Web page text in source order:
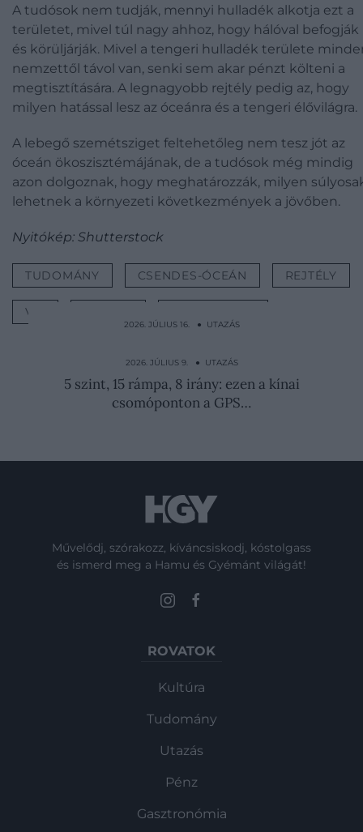
A tudósok nem tudják, mennyi hulladék alkotja ezt a
területet, mivel túl nagy ahhoz, hogy hálóval befogják
és körüljárják. Mivel a tengeri hulladék területe
nemzettől távol van, senki sem akar pénzt költeni a
megtisztítására. A legnagyobb rejtély pedig az, hogy
milyen hatással lesz az óceánra és a tengeri élővilágra.
A lebegő szemétsziget feltehetőleg nem tesz jót az
óceán ökoszisztémájának, de a tudósok még mindig
azon dolgoznak, hogy meghatározzák, milyen
lehetnek a környezeti következmények a jövőben.
Nyitókép: Shutterstock
TUDOMÁNY CSENDES-ÓCEÁN REJTÉLY
VÍZ
2026. JÚLIUS 16. ● UTAZÁS
lekéshetjük az átszállást…
2026. JÚLIUS 9. ● UTAZÁS
5 szint, 15 rámpa, 8 irány: ezen a kínai
csomóponton a GPS…
Művelődj, szórakozz, kíváncsiskodj, kóstolgass
és ismerd meg a Hamu és Gyémánt világát!
ROVATOK
Kultúra
Tudomány
Utazás
Pénz
Gasztronómia